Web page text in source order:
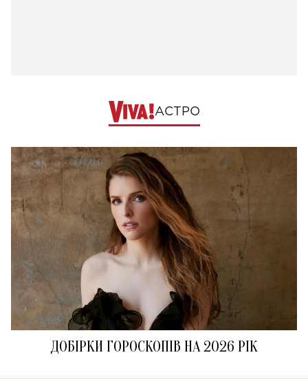
АСТРО
ДОБІРКИ ГОРОСКОПІВ НА 2026 РІК